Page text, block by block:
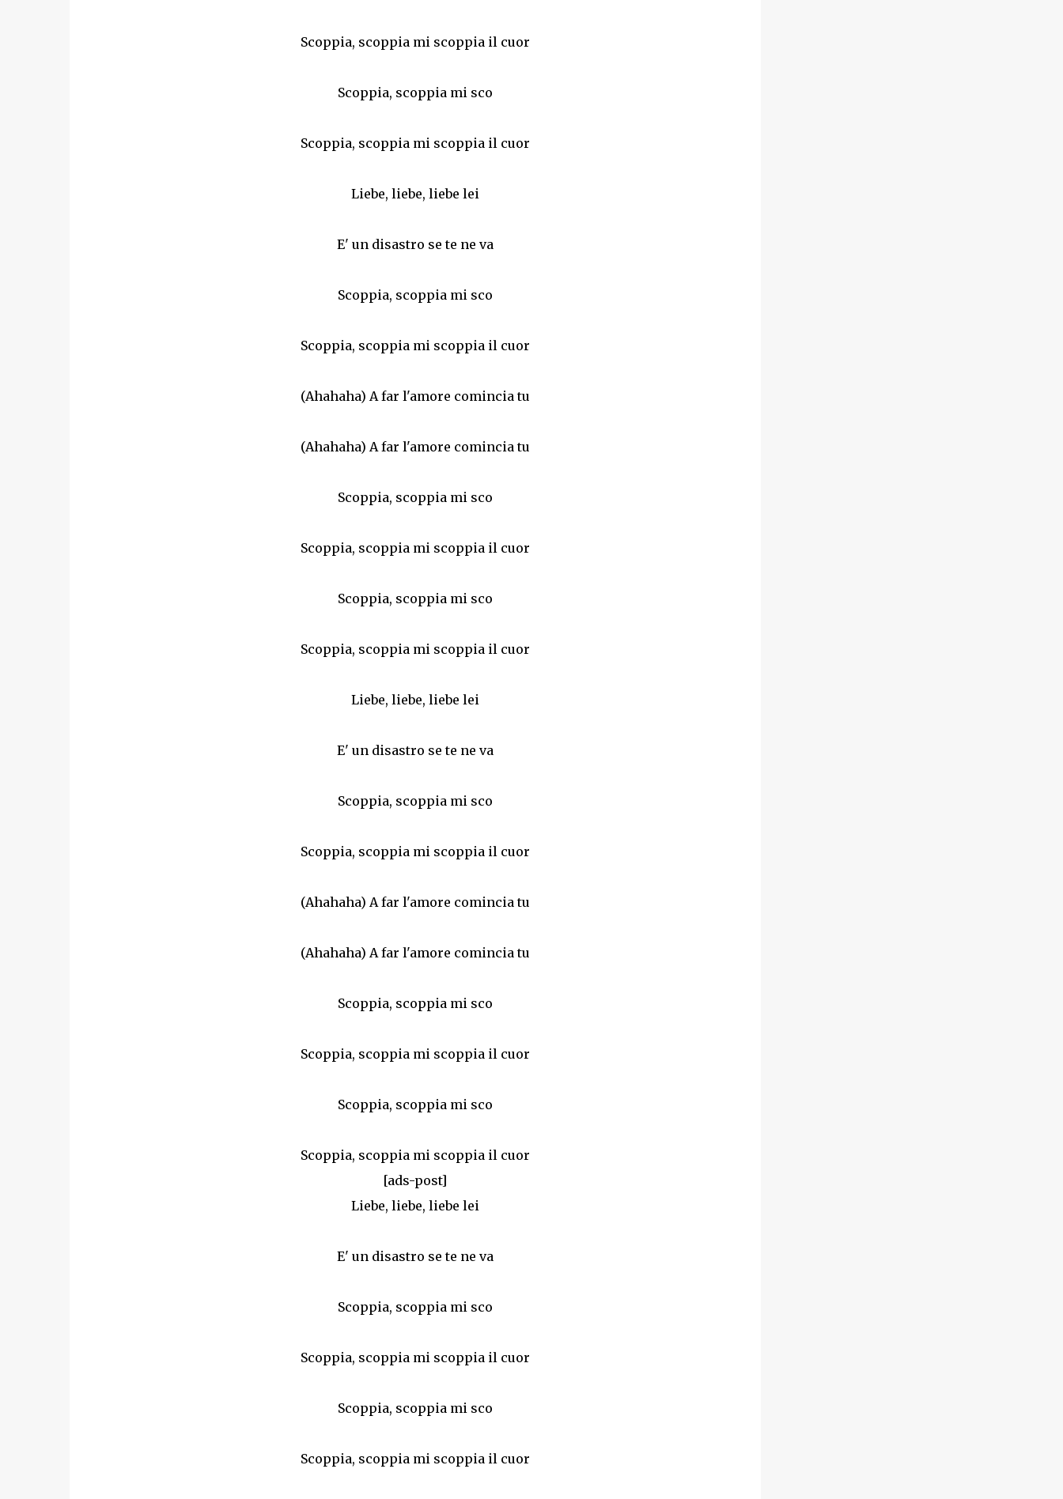
Scoppia, scoppia mi scoppia il cuor
Scoppia, scoppia mi sco
Scoppia, scoppia mi scoppia il cuor
Liebe, liebe, liebe lei
E' un disastro se te ne va
Scoppia, scoppia mi sco
Scoppia, scoppia mi scoppia il cuor
(Ahahaha) A far l'amore comincia tu
(Ahahaha) A far l'amore comincia tu
Scoppia, scoppia mi sco
Scoppia, scoppia mi scoppia il cuor
Scoppia, scoppia mi sco
Scoppia, scoppia mi scoppia il cuor
Liebe, liebe, liebe lei
E' un disastro se te ne va
Scoppia, scoppia mi sco
Scoppia, scoppia mi scoppia il cuor
(Ahahaha) A far l'amore comincia tu
(Ahahaha) A far l'amore comincia tu
Scoppia, scoppia mi sco
Scoppia, scoppia mi scoppia il cuor
Scoppia, scoppia mi sco
Scoppia, scoppia mi scoppia il cuor
[ads-post]
Liebe, liebe, liebe lei
E' un disastro se te ne va
Scoppia, scoppia mi sco
Scoppia, scoppia mi scoppia il cuor
Scoppia, scoppia mi sco
Scoppia, scoppia mi scoppia il cuor